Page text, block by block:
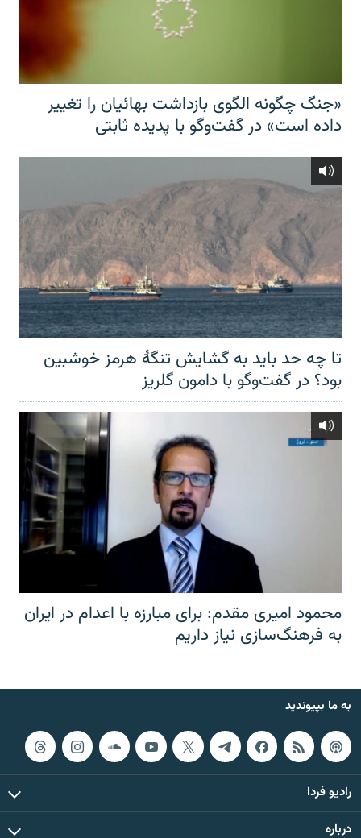
«جنگ چگونه الگوی بازداشت بهائیان را تغییر
داده است» در گفت‌وگو با پدیده ثابتی
تا چه حد باید به گشایش تنگهٔ هرمز خوشبین
بود؟ در گفت‌وگو با دامون گلریز
محمود امیری مقدم: برای مبارزه با اعدام در ایران
به فرهنگ‌سازی نیاز داریم
به ما بپیوندید
رادیو فردا
درباره